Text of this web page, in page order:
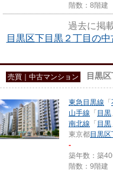
階数：8階建
過去に掲
目黒区下目黒２丁目の
売買｜中古マンション 目黒
東急目黒線 「
山手線 「目黒
南北線 「目黒
東京都目黒区
-
築年数：築
階数：9階建